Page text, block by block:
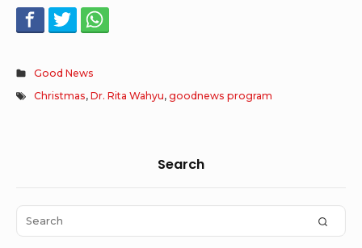
Good News
Christmas,Dr. Rita Wahyu,goodnews program
Area
Search
Search
for: